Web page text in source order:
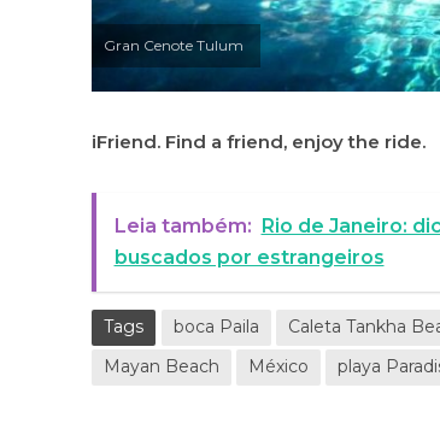
Gran Cenote Tulum
iFriend. Find a friend, enjoy the ride.
Leia também: Rio de Janeiro:
buscados por estrangeiros
Tags boca Paila Caleta Tankha
Mayan Beach
México playa